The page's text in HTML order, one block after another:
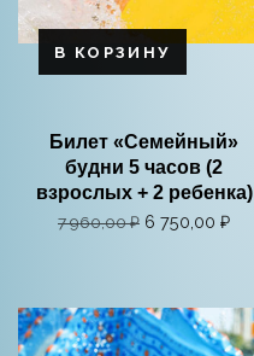
В КОРЗИНУ
Билет «Семейный»
будни 5 часов (2
взрослых + 2 ребенка)
7 960,00₽ 6 750,00 ₽